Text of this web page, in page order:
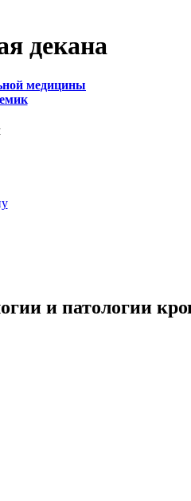
декана
медицины
и патологии